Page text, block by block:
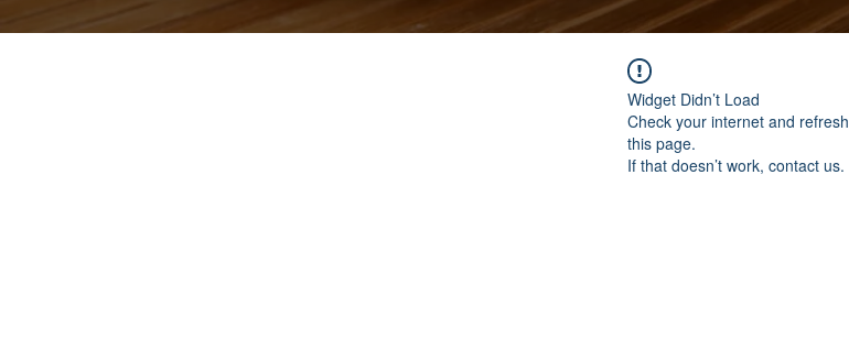
Widget Didn’t Load
Check your internet and refresh
this page.
If that doesn’t work, contact us.